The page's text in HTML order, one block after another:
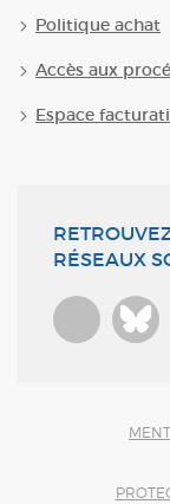
Politique achat
Accès aux
Espace
RÉSEAUX